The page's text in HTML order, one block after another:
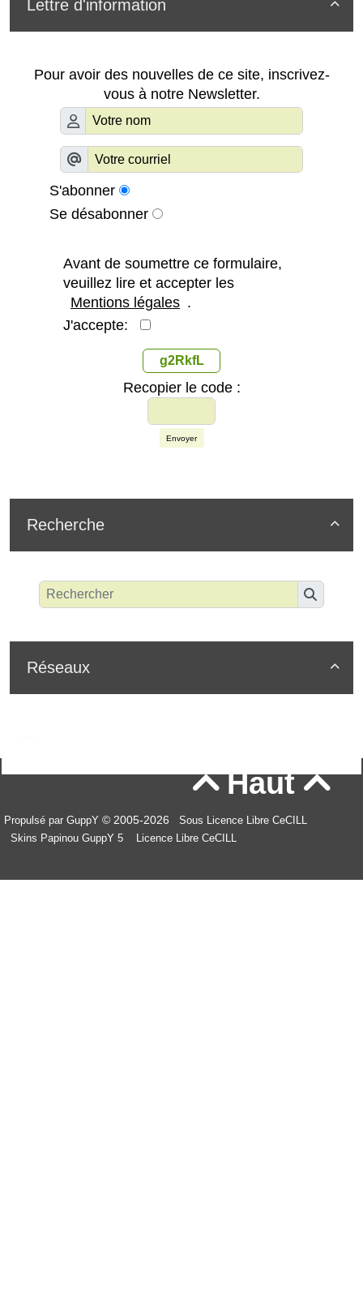

Lettre d'information
Pour avoir des nouvelles de ce site, inscrivez-
vous à notre Newsletter.
S'abonner
Se désabonner
Avant de soumettre ce formulaire,
veuillez lire et accepter les
Mentions légales .
J'accepte:
g2RkfL
Recopier le code :
Envoyer

Recherche

Réseaux
Haut
Propulsé par GuppY © 2005-2026
Sous Licence Libre CeCILL
Skins Papinou GuppY 5
Licence Libre CeCILL